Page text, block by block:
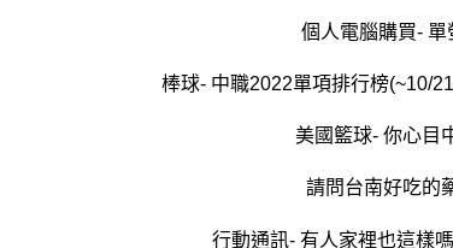
個人電腦購買- 單
棒球- 中職2022單項排行榜(~10/
美國籃球- 你心目
請問台南好吃的
行動通訊- 有人家裡也這樣